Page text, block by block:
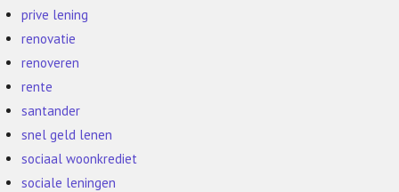
prive lening
renovatie
renoveren
rente
santander
snel geld lenen
sociaal woonkrediet
sociale leningen